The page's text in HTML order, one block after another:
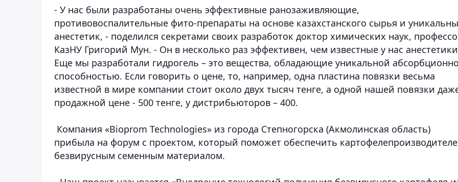
- У нас были разработаны очень эффективные ранозаживляющие,
противовоспалительные фито-препараты на основе казахстанского сырья и
анестетик, - поделился секретами своих разработок доктор химических наук,
КазНУ Григорий Мун. - Он в несколько раз эффективен, чем известные у нас
Еще мы разработали гидрогель – это вещества, обладающие уникальной
способностью. Если говорить о цене, то, например, одна пластина повязки весьма
известной в мире компании стоит около двух тысяч тенге, а одной нашей повязки
продажной цене - 500 тенге, у дистрибьюторов – 400.
Компания «Bioprom Technologies» из города Степногорска (Акмолинская область)
прибыла на форум с проектом, который поможет обеспечить
безвирусным семенным материалом.